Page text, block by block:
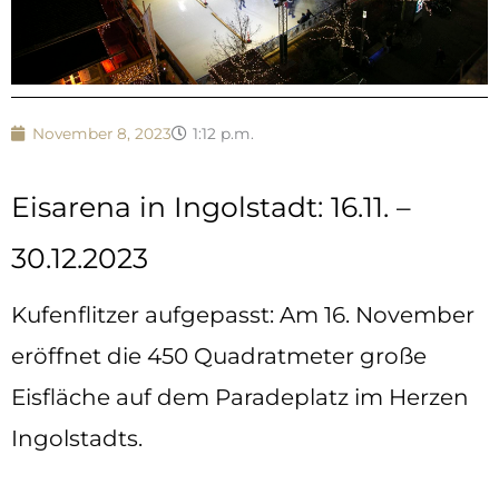
November 8, 2023 1:12 p.m.
Eisarena in Ingolstadt: 16.11. –
30.12.2023
Kufenflitzer aufgepasst: Am 16. November
eröffnet die 450 Quadratmeter große
Eisfläche auf dem Paradeplatz im Herzen
Ingolstadts.